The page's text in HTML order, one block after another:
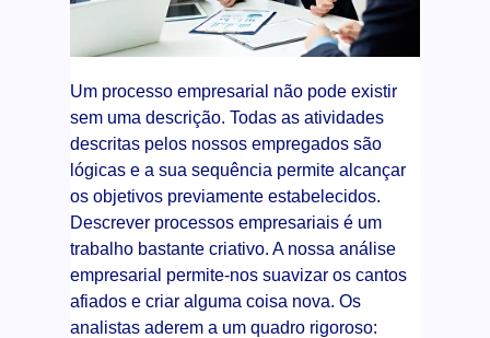
Um processo empresarial não pode existir
sem uma descrição. Todas as atividades
descritas pelos nossos empregados são
lógicas e a sua sequência permite alcançar
os objetivos previamente estabelecidos.
Descrever processos empresariais é um
trabalho bastante criativo. A nossa análise
empresarial permite-nos suavizar os cantos
afiados e criar alguma coisa nova. Os
analistas aderem a um quadro rigoroso: